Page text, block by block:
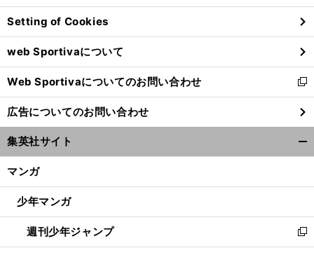
ン
ド
ウ
で
開
く
Setting of Cookies
web Sportivaについて
Web Sportivaについてのお問い合わせ
新
し
い
ウ
ィ
ン
ウ
開
く
広告についてのお問い合わせ
集英社サイト
マンガ
少年マンガ
週刊少年ジャンプ
新
し